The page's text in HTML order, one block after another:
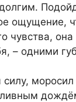
ощущение,
чувства,
– одними